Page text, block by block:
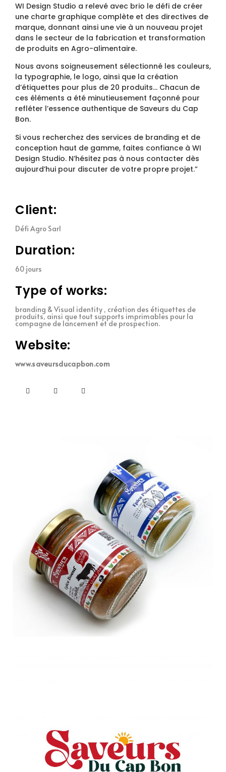
WI Design Studio a relevé avec brio le défi de créer
une charte graphique complète et des directives de
marque, donnant ainsi une vie à un nouveau projet
dans le secteur de la fabrication et transformation
de produits en Agro-alimentaire.
Nous avons soigneusement sélectionné les couleurs,
la typographie, le logo, ainsi que la création
d’étiquettes pour plus de 20 produits… Chacun de
ces éléments a été minutieusement façonné pour
refléter l’essence authentique de Saveurs du Cap
Bon.
Si vous recherchez des services de branding et de
conception haut de gamme, faites confiance à WI
Design Studio. N’hésitez pas à nous contacter dès
aujourd’hui pour discuter de votre propre projet.”
Client:
Défi Agro Sarl
Duration:
60 jours
Type of works:
branding & Visual identity , création des étiquettes de
produits, ainsi que tout supports imprimables pour la
compagne de lancement et de prospection.
Website:
www.saveursducapbon.com